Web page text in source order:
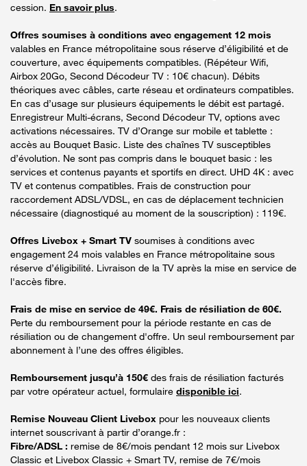
cession. En savoir plus.
Offres soumises à conditions avec engagement 12 mois
valables en France métropolitaine sous réserve d’éligibilité et de
couverture, avec équipements compatibles. (Répéteur Wifi,
Airbox 20Go, Second Décodeur TV : 10€ chacun). Débits
théoriques avec câbles, carte réseau et ordinateurs compatibles.
En cas d’usage sur plusieurs équipements le débit est partagé.
Enregistreur Multi-écrans, Second Décodeur TV, options avec
activations nécessaires. TV d’Orange sur mobile et tablette :
accès au Bouquet Basic. Liste des chaînes TV susceptibles
d’évolution. Ne sont pas compris dans le bouquet basic : les
services et contenus payants et sportifs en direct. UHD 4K : avec
TV et contenus compatibles. Frais de construction pour
raccordement ADSL/VDSL, en cas de déplacement technicien
nécessaire (diagnostiqué au moment de la souscription) : 119€.
Offres Livebox + Smart TV soumises à conditions avec
engagement 24 mois valables en France métropolitaine sous
réserve d’éligibilité. Livraison de la TV après la mise en service de
l'accès fibre.
Frais de mise en service de 49€. Frais de résiliation de 60€.
Perte du remboursement pour la période restante en cas de
résiliation ou de changement d'offre. Un seul remboursement par
abonnement à l’une des offres éligibles.
Remboursement jusqu’à 150€ des frais de résiliation facturés
par votre opérateur actuel, formulaire disponible ici.
Remise Nouveau Client Livebox pour les nouveaux clients
internet souscrivant à partir d’orange.fr :
Fibre/ADSL : remise de 8€/mois pendant 12 mois sur Livebox
Classic et Livebox Classic + Smart TV, remise de 7€/mois